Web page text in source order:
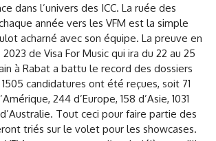
dans l’univers des ICC. La ruée des
année vers les VFM est la simple
acharné avec son équipe. La preuve en
de Visa For Music qui ira du 22 au 25
à Rabat a battu le record des dossiers
candidatures ont été reçues, soit 71
244 d’Europe, 158 d’Asie, 1031
Tout ceci pour faire partie des
triés sur le volet pour les showcases.